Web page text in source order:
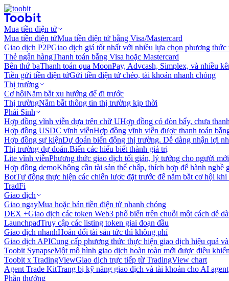
Mua tiền điện tử
Mua tiền điện tửMua tiền điện tử bằng Visa/Mastercard
Giao dịch P2PGiao dịch giá tốt nhất với nhiều lựa chọn phương thức
Thẻ ngân hàngThanh toán bằng Visa hoặc Mastercard
Bên thứ baThanh toán qua MoonPay, Advcash, Simplex, và nhiều
Tiền gửi tiền điện tửGửi tiền điện tử chéo, tài khoản nhanh chóng
Thị trường
Cơ hộiNắm bắt xu hướng để đi trước
Thị trườngNắm bắt thông tin thị trường kịp thời
Phái Sinh
Hợp đồng vĩnh viễn dựa trên chữ UHợp đồng có đòn bẩy, chưa
Hợp đồng USDC vĩnh viễnHợp đồng vĩnh viễn được thanh toán
Hợp đồng sự kiệnDự đoán biến động thị trường. Dễ dàng nhận lợi
Thị trường dự đoán.Biến các hiểu biết thành giá trị
Lite vĩnh viễnPhương thức giao dịch tối giản, lý tưởng cho người
Hợp đồng demoKhông cần tài sản thế chấp, thích hợp để hành nghề
BotTự động thực hiện các chiến lược đặt trước để nắm bắt cơ hội
TradFi
Giao dịch
Giao ngayMua hoặc bán tiền điện tử nhanh chóng
DEX +Giao dịch các token Web3 phổ biến trên chuỗi một cách dễ
LaunchpadTruy cập các listing token giai đoạn đầu
Giao dịch nhanhHoán đổi tài sản tức thì không phí
Giao dịch APICung cấp phương thức thực hiện giao dịch hiệu quả
Toobit SynapseMột mô hình giao dịch hoàn toàn mới được điều
Toobit x TradingViewGiao dịch trực tiếp từ TradingView chart
Agent Trade KitTrang bị kỹ năng giao dịch và tài khoản cho AI agent
Phần thưởng